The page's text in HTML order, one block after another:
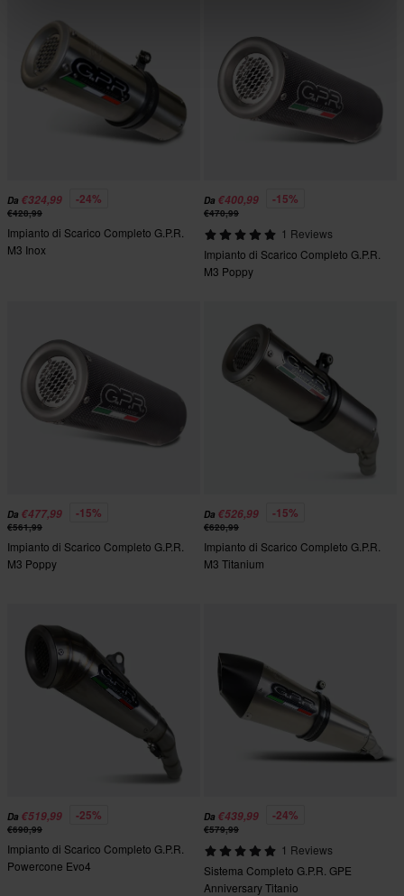
Da €324,99 -24%
€428,99
Impianto di Scarico Completo G.P.R.
M3 Inox
Da €400,99 -15%
€470,99
1 Reviews
Impianto di Scarico Completo G.P.R.
M3 Poppy
Da €477,99 -15%
€561,99
Impianto di Scarico Completo G.P.R.
M3 Poppy
Da €526,99 -15%
€620,99
Impianto di Scarico Completo G.P.R.
M3 Titanium
Da €519,99 -25%
€690,99
Impianto di Scarico Completo G.P.R.
Powercone Evo4
Da €439,99 -24%
€579,99
1 Reviews
Sistema Completo G.P.R. GPE
Anniversary Titanio